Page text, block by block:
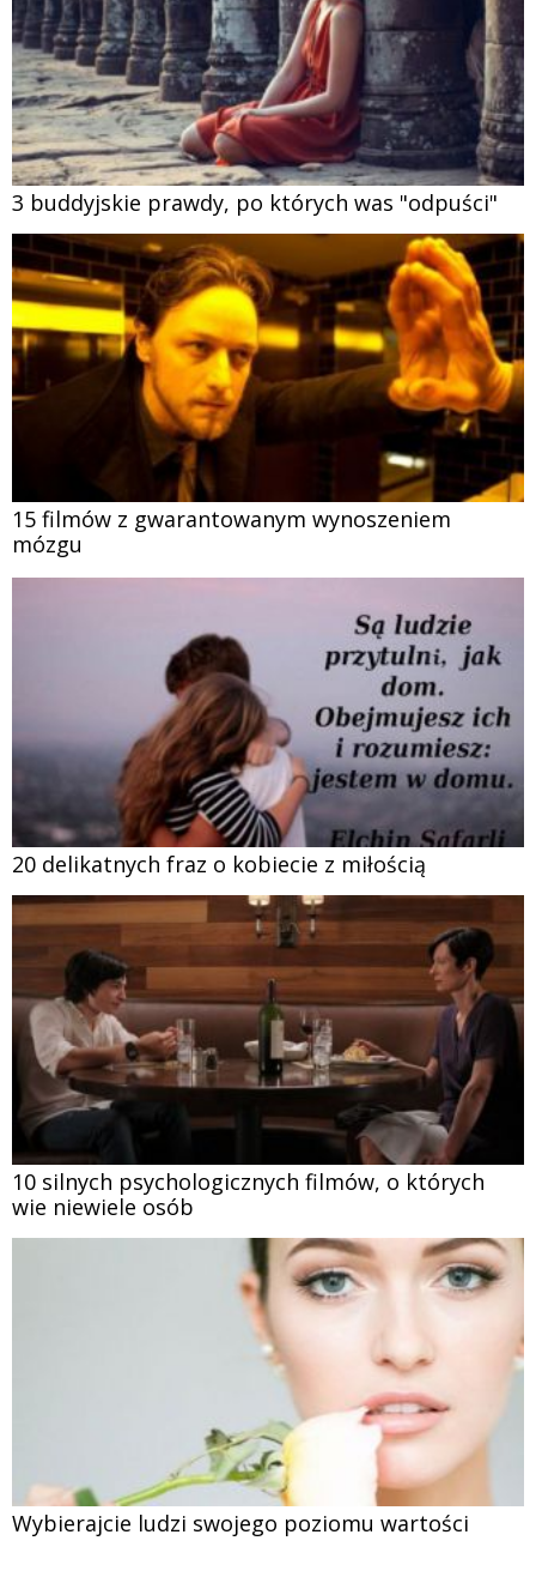
3 buddyjskie prawdy, po których was "odpuści"
15 filmów z gwarantowanym wynoszeniem
mózgu
20 delikatnych fraz o kobiecie z miłością
10 silnych psychologicznych filmów, o których
wie niewiele osób
Wybierajcie ludzi swojego poziomu wartości